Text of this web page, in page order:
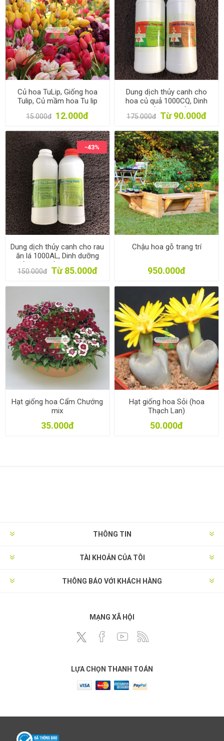
Củ hoa TuLip, Giống hoa
Tulip, Củ mầm hoa Tu lip
15.000đ 12.000đ
Dung dịch thủy canh cho
hoa củ quả 1000CQ, Dinh
dưỡng thủy canh trồng rau
1l * 2, Phân bón thủy sinh
175.000đ Từ 90.000đ
-43%
Dung dịch thủy canh cho rau
ăn lá 1000AL, Dinh dưỡng
thủy canh trồng rau 1l * 2,
Phân bón thủy sinh
150.000đ Từ 85.000đ
Chậu hoa gỗ trang trí
950.000đ
Hạt giống hoa Cẩm Chướng
mix
35.000đ
Hạt giống hoa Sỏi (hoa
Thạch Lan)
50.000đ
THÔNG TIN
TÀI KHOẢN CỦA TÔI
THÔNG BÁO VỚI KHÁCH HÀNG
MẠNG XÃ HỘI
LỰA CHỌN THANH TOÁN